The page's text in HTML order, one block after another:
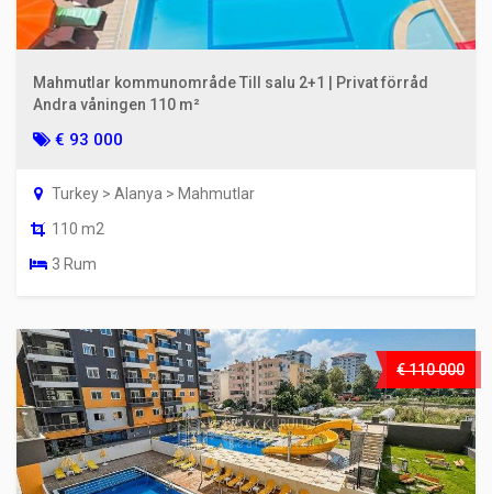
Mahmutlar kommunområde Till salu 2+1 | Privat förråd
Andra våningen 110 m²
€ 93 000
Turkey > Alanya > Mahmutlar
110 m2
3 Rum
€ 110 000